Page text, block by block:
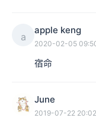
a
apple keng
2020-02-05
宿命
June
2019-07-22